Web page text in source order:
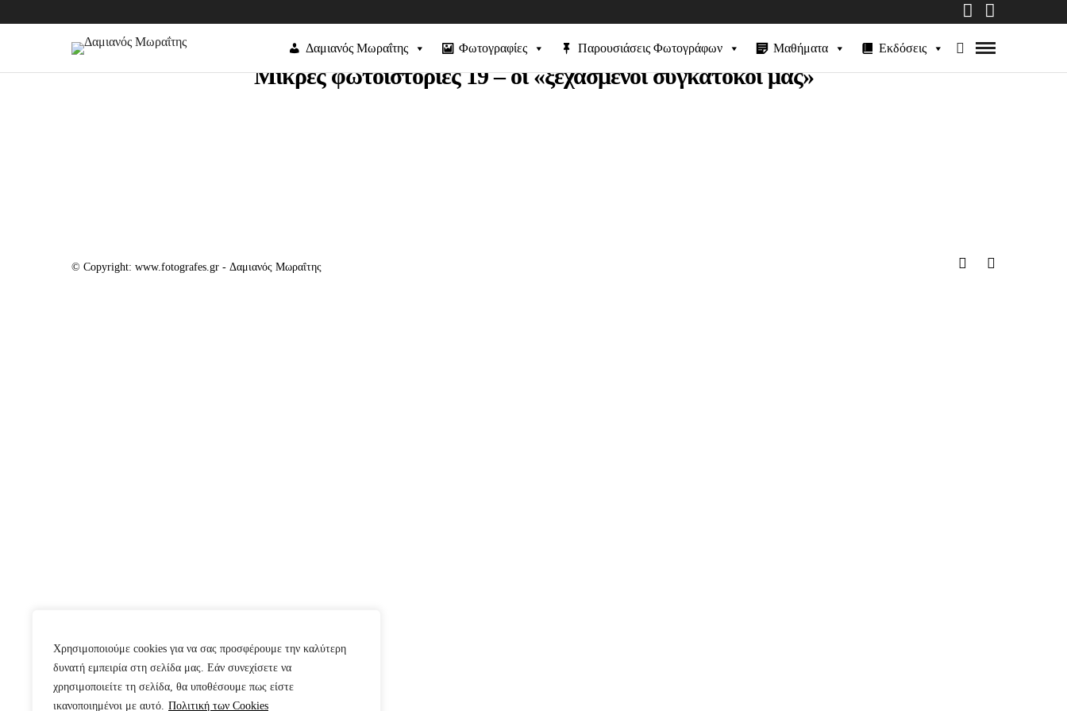
Χρησιμοποιούμε cookies για να σας προσφέρουμε την καλύτερη
δυνατή εμπειρία στη σελίδα μας. Εάν συνεχίσετε να
χρησιμοποιείτε τη σελίδα, θα υποθέσουμε πως είστε
ικανοποιημένοι με αυτό. Πολιτική των Cookies
Δαμιανός Μωραΐτης Φωτογραφίες Παρουσιάσεις Φωτογράφων Μαθήματα Εκδόσεις
Μικρές φωτοϊστορίες 19 – οι «ξεχασμένοι συγκάτοκοί μας»
© Copyright: www.fotografes.gr - Δαμιανός Μωραΐτης